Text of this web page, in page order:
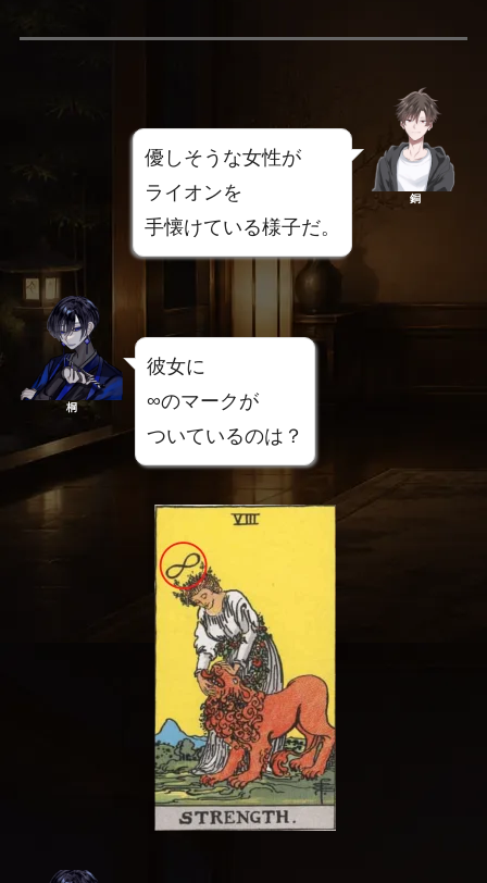
優しそうな女性が
ライオンを
手懐けている様子だ。
銅
桐
彼女に
∞のマークが
ついているのは？